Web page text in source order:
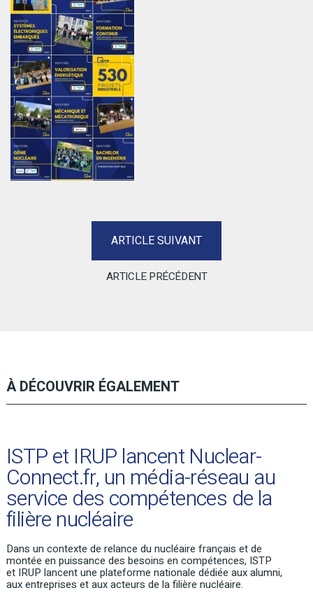
ARTICLE SUIVANT
ARTICLE PRÉCÉDENT
À DÉCOUVRIR ÉGALEMENT
ISTP et IRUP lancent Nuclear-
Connect.fr, un média-réseau au
service des compétences de la
filière nucléaire
Dans un contexte de relance du nucléaire français et de
montée en puissance des besoins en compétences, ISTP
et IRUP lancent une plateforme nationale dédiée aux alumni,
aux entreprises et aux acteurs de la filière nucléaire.